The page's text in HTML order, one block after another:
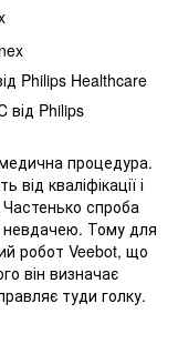
Philips Healthcare
процедура.
кваліфікації і
спроба
невдачею. Тому для
робот Veebot, що
він визначає
туди голку.